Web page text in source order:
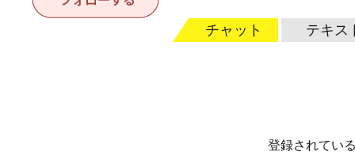
チャット テキス
登録されてい